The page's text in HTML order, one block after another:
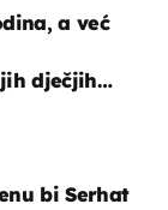
a već
dječjih
bi Serhat